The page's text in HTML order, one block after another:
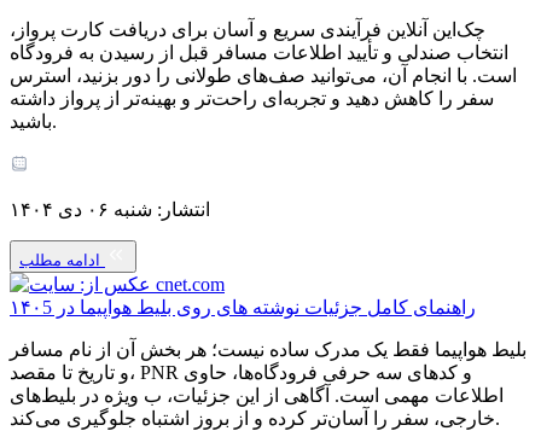
چک‌این آنلاین فرآیندی سریع و آسان برای دریافت کارت پرواز،
انتخاب صندلی و تأیید اطلاعات مسافر قبل از رسیدن به فرودگاه
است. با انجام آن، می‌توانید صف‌های طولانی را دور بزنید، استرس
سفر را کاهش دهید و تجربه‌ای راحت‌تر و بهینه‌تر از پرواز داشته
باشید.
انتشار: شنبه ۰۶ دی ۱۴۰۴
ادامه مطلب
راهنمای کامل جزئیات نوشته های روی بلیط هواپیما در ۱۴۰5
بلیط هواپیما فقط یک مدرک ساده نیست؛ هر بخش آن از نام مسافر
و تاریخ تا مقصد، PNR و کدهای سه حرفی فرودگاه‌ها، حاوی
اطلاعات مهمی است. آگاهی از این جزئیات، ب ‌ویژه در بلیط‌های
خارجی، سفر را آسان‌تر کرده و از بروز اشتباه جلوگیری می‌کند.